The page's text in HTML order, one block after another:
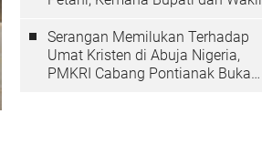
Serangan Memilukan Terhadap
Umat Kristen di Abuja Nigeria,
PMKRI Cabang Pontianak Buka